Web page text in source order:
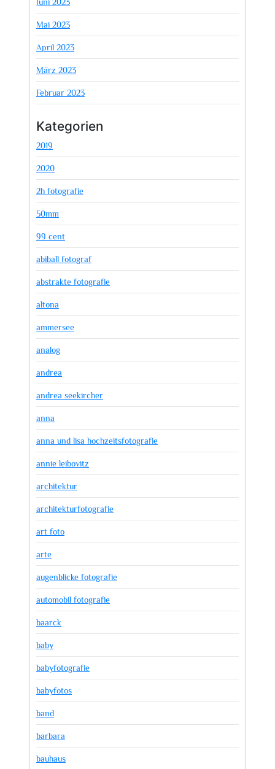
Mai 2023
April 2023
März 2023
Februar 2023
Kategorien
2019
2020
2h fotografie
50mm
99 cent
abiball fotograf
abstrakte fotografie
altona
ammersee
analog
andrea
andrea seekircher
anna
anna und lisa hochzeitsfotografie
annie leibovitz
architektur
architekturfotografie
art foto
arte
augenblicke fotografie
automobil fotografie
baarck
baby
babyfotografie
babyfotos
band
barbara
bauhaus